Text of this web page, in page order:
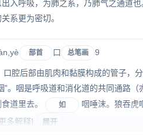
入呼吸，为肺之系，乃肺气之通道
系更为密切。
部首 口 总笔画 9
口腔后部由肌肉和黏膜构成的管子，
”。咽是呼吸道和消化道的共同通路（
道里去。
如
咽唾沫。狼吞虎
多解释]